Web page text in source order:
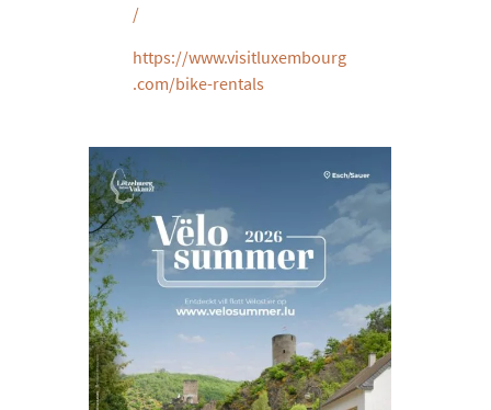
/
https://www.visitluxembourg
.com/bike-rentals